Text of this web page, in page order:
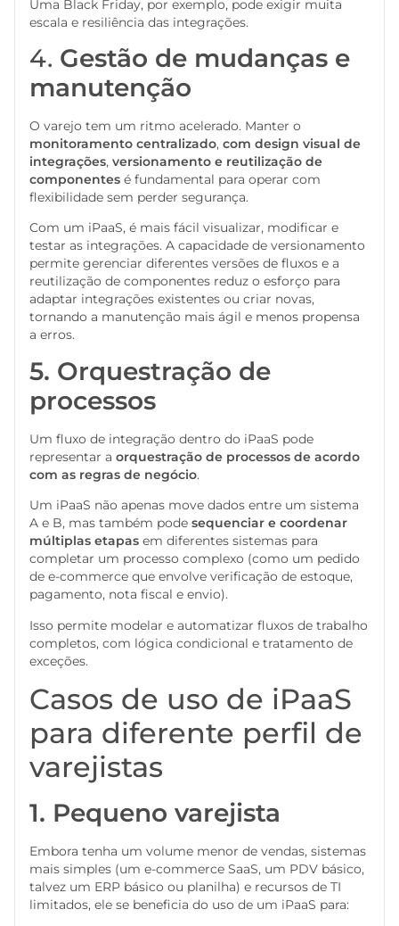
Uma Black Friday, por exemplo, pode exigir muita
escala e resiliência das integrações.
4. Gestão de mudanças e
manutenção
O varejo tem um ritmo acelerado. Manter o
monitoramento centralizado, com design visual de
integrações, versionamento e reutilização de
componentes é fundamental para operar com
flexibilidade sem perder segurança.
Com um iPaaS, é mais fácil visualizar, modificar e
testar as integrações. A capacidade de versionamento
permite gerenciar diferentes versões de fluxos e a
reutilização de componentes reduz o esforço para
adaptar integrações existentes ou criar novas,
tornando a manutenção mais ágil e menos propensa
a erros.
5. Orquestração de
processos
Um fluxo de integração dentro do iPaaS pode
representar a orquestração de processos de acordo
com as regras de negócio.
Um iPaaS não apenas move dados entre um sistema
A e B, mas também pode sequenciar e coordenar
múltiplas etapas em diferentes sistemas para
completar um processo complexo (como um pedido
de e-commerce que envolve verificação de estoque,
pagamento, nota fiscal e envio).
Isso permite modelar e automatizar fluxos de trabalho
completos, com lógica condicional e tratamento de
exceções.
Casos de uso de iPaaS
para diferente perfil de
varejistas
1. Pequeno varejista
Embora tenha um volume menor de vendas, sistemas
mais simples (um e-commerce SaaS, um PDV básico,
talvez um ERP básico ou planilha) e recursos de TI
limitados, ele se beneficia do uso de um iPaaS para: